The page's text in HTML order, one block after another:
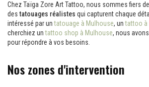
Chez Taïga Zore Art Tattoo, nous sommes fiers
des tatouages réalistes qui capturent chaque
intéressé par untatouage à Mulhouse, untattoo à
cherchiez untattoo shop à Mulhouse, nous
pour répondre à vos besoins.
Nos zones d'intervention